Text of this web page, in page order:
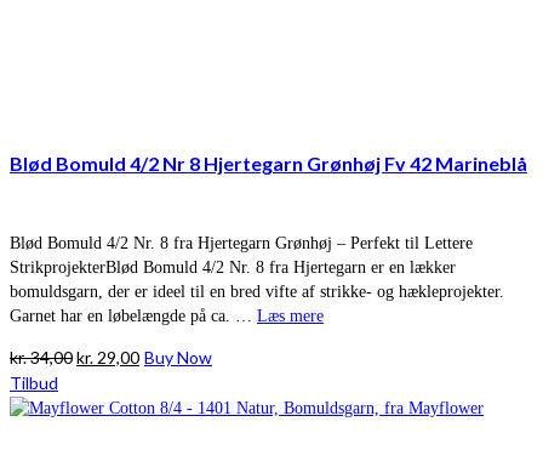
Blød Bomuld 4/2 Nr 8 Hjertegarn Grønhøj Fv 42 Marineblå
Blød Bomuld 4/2 Nr. 8 fra Hjertegarn Grønhøj – Perfekt til Lettere
StrikprojekterBlød Bomuld 4/2 Nr. 8 fra Hjertegarn er en lækker
bomuldsgarn, der er ideel til en bred vifte af strikke- og hækleprojekter.
Garnet har en løbelængde på ca. … Læs mere
kr.34,00Den
pris
kr. 29,00Den
pris
Buy Now
Tilbud